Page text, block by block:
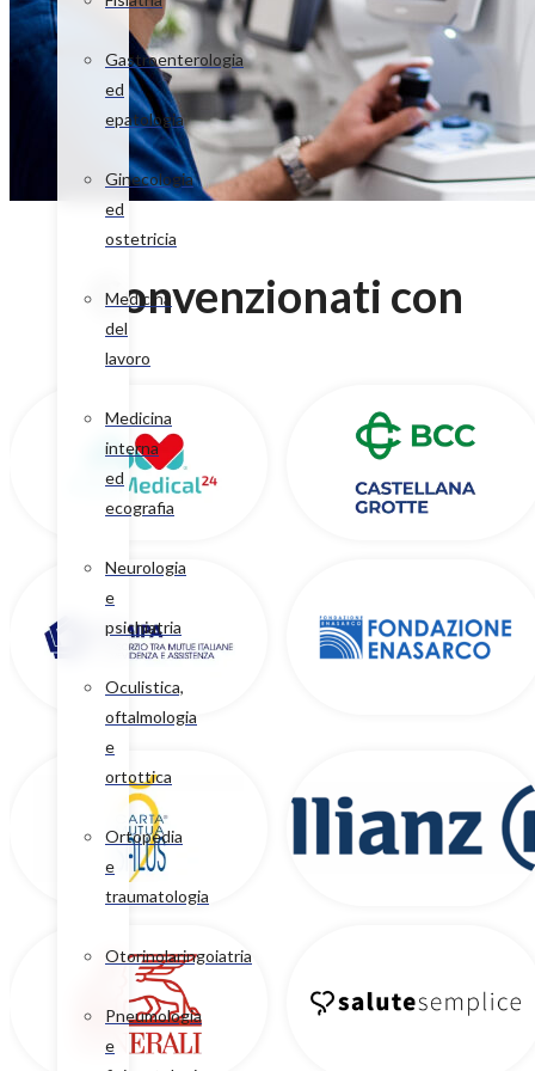
Gastroenterologia
ed
epatologia
Ginecologia
ed
ostetricia
Medicina
del
lavoro
Medicina
interna
ed
ecografia
Neurologia
e
psichiatria
Oculistica,
oftalmologia
e
ortottica
Ortopedia
e
traumatologia
Otorinolaringoiatria
Pneumologia
e
Convenzionati con